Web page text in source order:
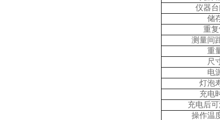
仪器
储
重
测量间
重
尺
电
灯泡
充电
充电后
操作温